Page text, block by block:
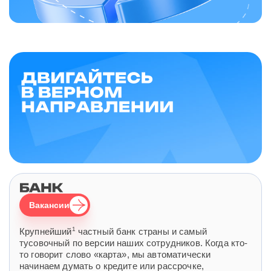
Вакансии
Крупнейший1 частный банк страны и самый
тусовочный по версии наших сотрудников. Когда кто-
то говорит слово «карта», мы автоматически
начинаем думать о кредите или рассрочке,